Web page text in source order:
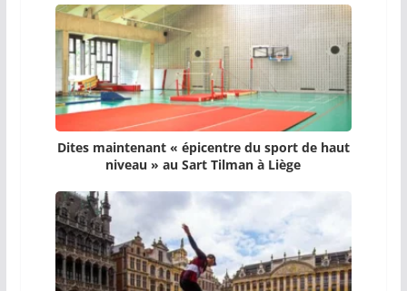
Dites maintenant « épicentre du sport de haut
niveau » au Sart Tilman à Liège